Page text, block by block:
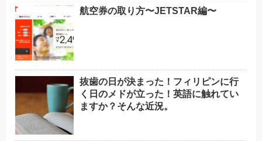
航空券の取り方〜JETSTAR編〜
抜歯の日が決まった！フィリピンに行
く日のメドが立った！英語に触れてい
ますか？そんな近況。